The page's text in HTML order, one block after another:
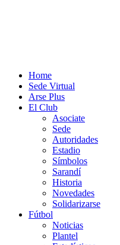
Home
Sede Virtual
Arse Plus
El Club
Asociate
Sede
Autoridades
Estadio
Símbolos
Sarandí
Historia
Novedades
Solidarizarse
Fútbol
Noticias
Plantel